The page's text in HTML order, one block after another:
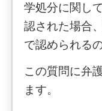
学処分に関し
認された場合
で認められる
この質問に弁
ます。